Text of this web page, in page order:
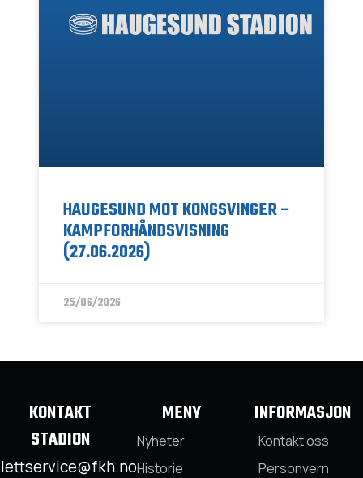
HAUGESUND MOT KONGSVINGER –
KAMPFORHÅNDSVISNING
(27.06.2026)
25/06/2026
KONTAKT
STADION
MENY
Nyheter
Historie
INFORMASJON
Kontakt oss
Personvern